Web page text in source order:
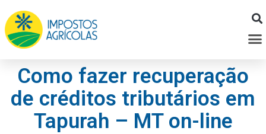
para
Como fazer recuperação
de créditos tributários em
Tapurah – MT on-line